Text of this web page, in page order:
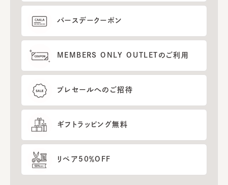
バースデークーポン
MEMBERS ONLY OUTLETのご利用
プレセールへのご招待
ギフトラッピング無料
リペア50％OFF